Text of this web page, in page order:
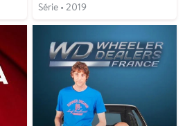
Série • 2019